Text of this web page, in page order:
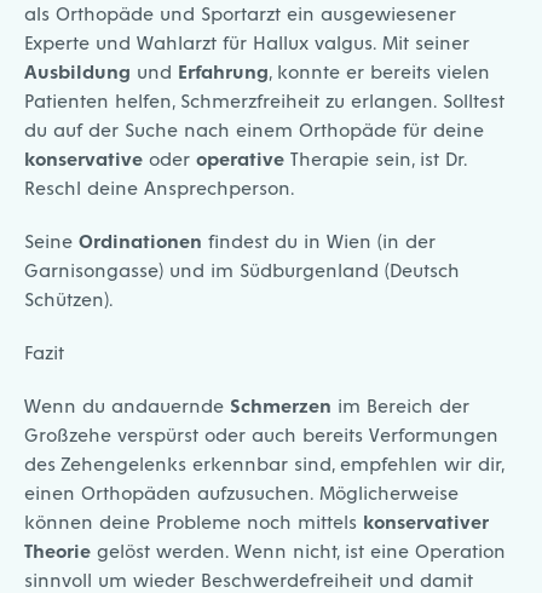
als Orthopäde und Sportarzt ein ausgewiesener
Experte und Wahlarzt für Hallux valgus. Mit seiner
Ausbildung und Erfahrung, konnte er bereits vielen
Patienten helfen, Schmerzfreiheit zu erlangen. Solltest
du auf der Suche nach einem Orthopäde für deine
konservative oder operative Therapie sein, ist Dr.
Reschl deine Ansprechperson.
Seine Ordinationen findest du in Wien (in der
Garnisongasse) und im Südburgenland (Deutsch
Schützen).
Fazit
Wenn du andauernde Schmerzen im Bereich der
Großzehe verspürst oder auch bereits Verformungen
des Zehengelenks erkennbar sind, empfehlen wir dir,
einen Orthopäden aufzusuchen. Möglicherweise
können deine Probleme noch mittels konservativer
Theorie gelöst werden. Wenn nicht, ist eine Operation
sinnvoll um wieder Beschwerdefreiheit und damit